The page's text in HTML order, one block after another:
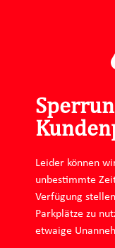
Leider können
unbestimmte
Verfügung
Parkplätze zu
etwaige